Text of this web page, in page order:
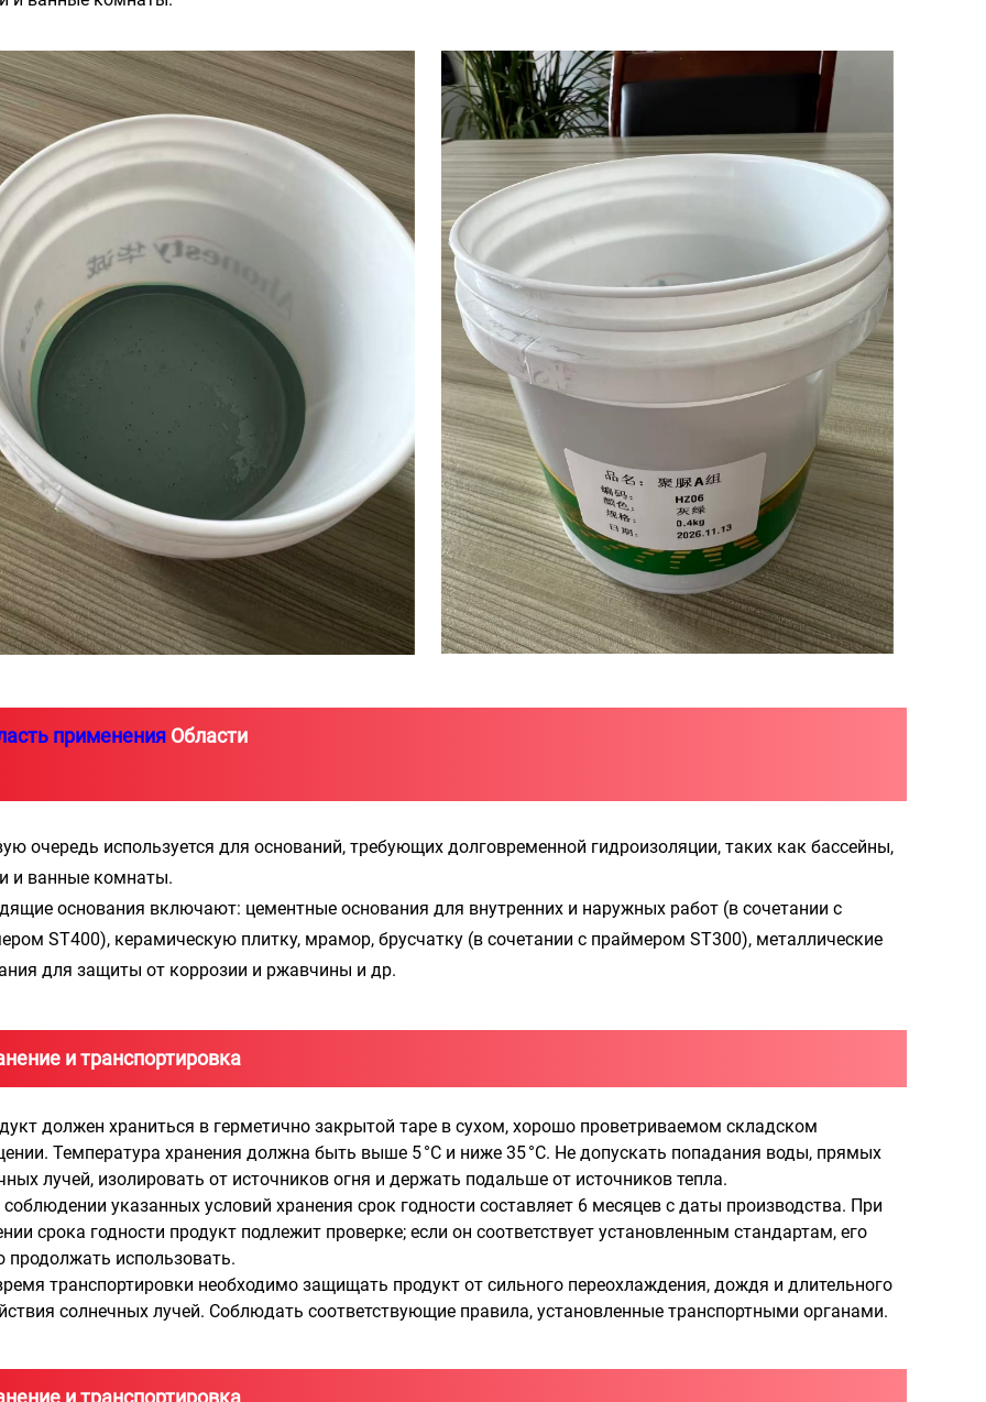
применения Области
очередь используется для оснований, требующих долговременной гидроизоляции, таких как бассейны,
и ванные комнаты.
основания включают: цементные основания для внутренних и наружных работ (в сочетании с
ST400), керамическую плитку, мрамор, брусчатку (в сочетании с праймером ST300), металлические
для защиты от коррозии и ржавчины и др.
и транспортировка
должен храниться в герметично закрытой таре в сухом, хорошо проветриваемом складском
Температура хранения должна быть выше 5 °C и ниже 35 °C. Не допускать попадания воды, прямых
лучей, изолировать от источников огня и держать подальше от источников тепла.
указанных условий хранения срок годности составляет 6 месяцев с даты производства. При
срока годности продукт подлежит проверке; если он соответствует установленным стандартам, его
использовать.
транспортировки необходимо защищать продукт от сильного переохлаждения, дождя и длительного
солнечных лучей. Соблюдать соответствующие правила, установленные транспортными органами.
и транспортировка